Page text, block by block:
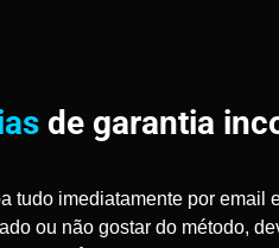
de garantia
tudo imediatamente por email
ou não gostar do método,